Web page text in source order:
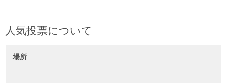
人気投票について
場所